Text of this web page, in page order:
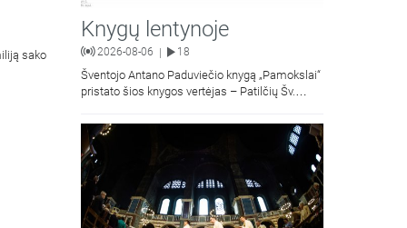
sako
Knygų lentynoje
2026-08-06 | 18
Šventojo Antano Paduviečio knygą „Pamokslai“
pristato šios knygos vertėjas – Patilčių Šv.
moralinės teologijos dr. Algirdas Petras